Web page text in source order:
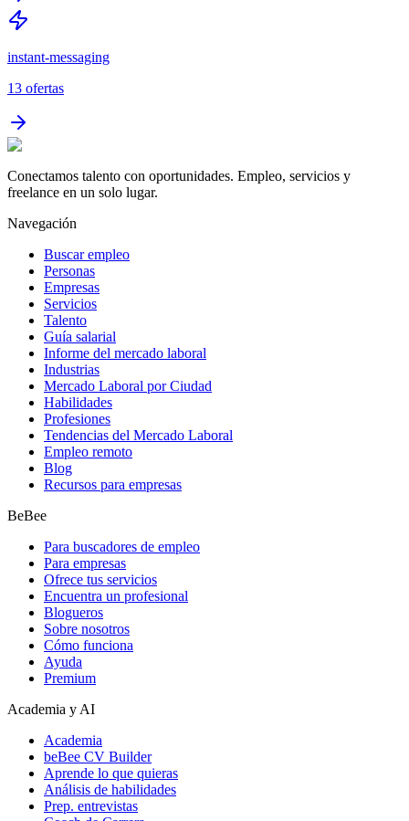
instant-messaging
13 ofertas
Conectamos talento con oportunidades. Empleo, servicios y
freelance en un solo lugar.
Navegación
Buscar empleo
Personas
Empresas
Servicios
Talento
Guía salarial
Informe del mercado laboral
Industrias
Mercado Laboral por Ciudad
Habilidades
Profesiones
Tendencias del Mercado Laboral
Empleo remoto
Blog
Recursos para empresas
BeBee
Para buscadores de empleo
Para empresas
Ofrece tus servicios
Encuentra un profesional
Blogueros
Sobre nosotros
Cómo funciona
Ayuda
Premium
Academia y AI
Academia
beBee CV Builder
Aprende lo que quieras
Análisis de habilidades
Prep. entrevistas